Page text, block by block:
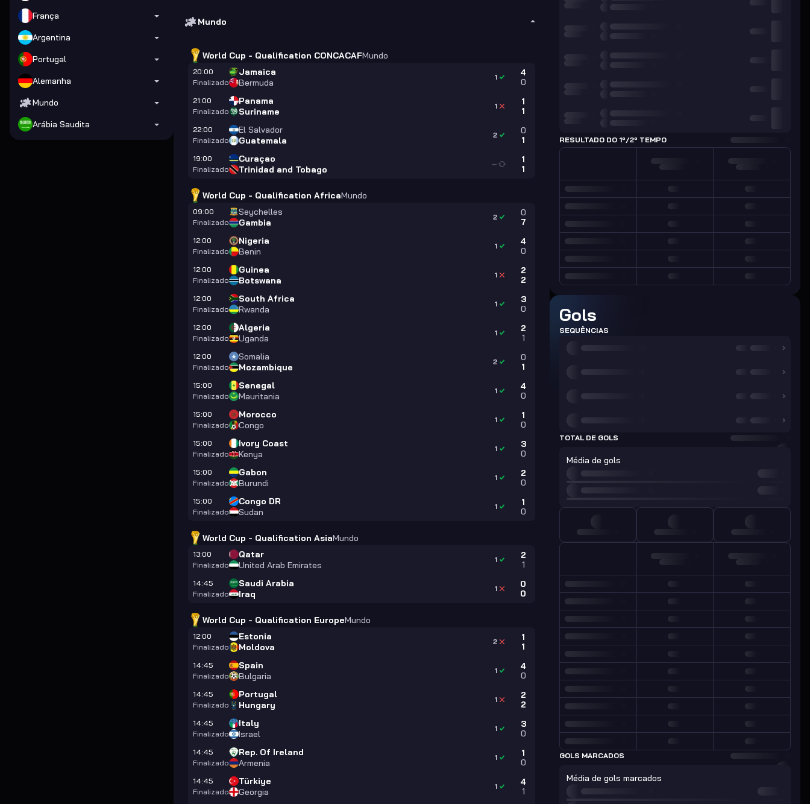
França
Argentina
Portugal
Alemanha
Mundo
Arábia Saudita
Mundo
World Cup - Qualification CONCACAFMundo
20:00
Finalizado
Jamaica
Bermuda
4
0
1
21:00
Finalizado
Panama
Suriname
1
1
1
22:00
Finalizado
El Salvador
Guatemala
0
1
2
19:00
Finalizado
Curaçao
Trinidad and Tobago
1
1
—
World Cup - Qualification AfricaMundo
09:00
Finalizado
Seychelles
Gambia
0
7
2
12:00
Finalizado
Nigeria
Benin
4
0
1
12:00
Finalizado
Guinea
Botswana
2
2
1
12:00
Finalizado
South Africa
Rwanda
3
0
1
12:00
Finalizado
Algeria
Uganda
2
1
1
12:00
Finalizado
Somalia
Mozambique
0
1
2
15:00
Finalizado
Senegal
Mauritania
4
0
1
15:00
Finalizado
Morocco
Congo
1
0
1
15:00
Finalizado
Ivory Coast
Kenya
3
0
1
15:00
Finalizado
Gabon
Burundi
2
0
1
15:00
Finalizado
Congo DR
Sudan
1
0
1
World Cup - Qualification AsiaMundo
13:00
Finalizado
Qatar
United Arab Emirates
2
1
1
14:45
Finalizado
Saudi Arabia
Iraq
0
0
1
World Cup - Qualification EuropeMundo
12:00
Finalizado
Estonia
Moldova
1
1
2
14:45
Finalizado
Spain
Bulgaria
4
0
1
14:45
Finalizado
Portugal
Hungary
2
2
1
14:45
Finalizado
Italy
Israel
3
0
1
14:45
Finalizado
Rep. Of Ireland
Armenia
1
0
1
14:45
Finalizado
Türkiye
Georgia
4
1
1
RESULTADO DO 1º/2º TEMPO
Gols
SEQUÊNCIAS
TOTAL DE GOLS
Média de gols
GOLS MARCADOS
Média de gols marcados